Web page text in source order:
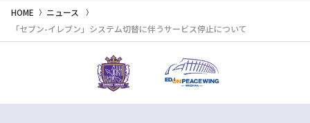
HOME
ニュース
「セブン-イレブン」システム切替に伴うサービス停止について